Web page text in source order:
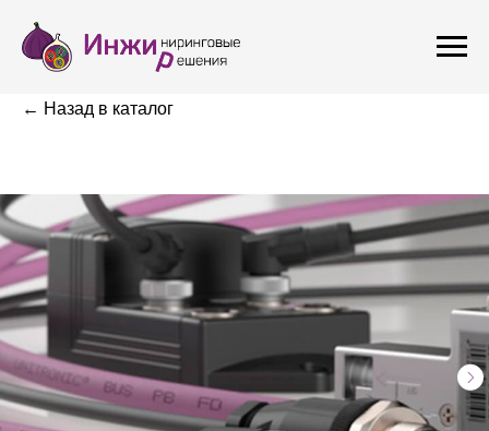
← Назад в каталог